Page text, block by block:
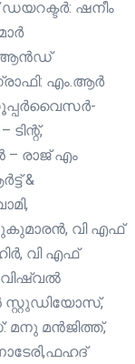
ഡയറക്ടർ: ഷനീം
ആൻഡ്
എം.ആർ
– രാജ് എം
&
വി എഫ്
വി എഫ്
സ്റ്റുഡിയോസ്,
മനു മൻജിത്ത്,